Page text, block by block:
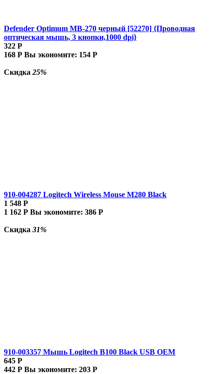
Defender Optimum MB-270 черный [52270] {Проводная
оптическая мышь, 3 кнопки,1000 dpi}
322 Р
168 Р Вы экономите: 154 Р
Скидка 25%
910-004287 Logitech Wireless Mouse M280 Black
1 548 Р
1 162 Р Вы экономите: 386 Р
Скидка 31%
910-003357 Мышь Logitech B100 Black USB OEM
645 Р
442 Р Вы экономите: 203 Р